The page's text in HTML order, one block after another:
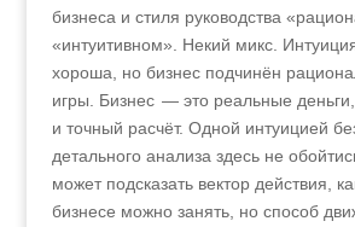
бизнеса и стиля руководства
«интуитивном». Некий микс.
хороша, но бизнес подчинён
игры. Бизнес — это реальные
и точный расчёт. Одной интуицией
детального анализа здесь не
может подсказать вектор действия,
бизнесе можно занять, но способ